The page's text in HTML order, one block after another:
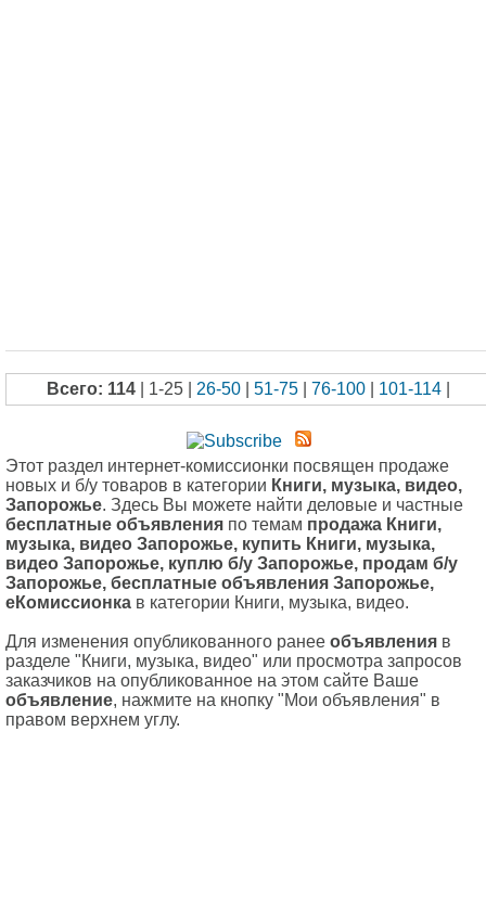
Всего: 114 | 1-25 | 26-50 51-75 76-100 101-114
Этот раздел интернет-комиссионки посвящен продаже
новых и б/у товаров в категории Книги, музыка, видео,
Запорожье. Здесь Вы можете найти деловые и частные
бесплатные объявления по темам продажа Книги,
музыка, видео Запорожье, купить Книги, музыка,
видео Запорожье, куплю б/у Запорожье, продам б/у
Запорожье, бесплатные объявления Запорожье,
еКомиссионка в категории Книги, музыка, видео.
Для изменения опубликованного ранее объявления в
разделе "Книги, музыка, видео" или просмотра запросов
заказчиков на опубликованное на этом сайте Ваше
объявление, нажмите на кнопку "Мои объявления" в
правом верхнем углу.